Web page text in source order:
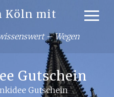
Köln mit
– Wegen
Gutschein
Gutschein